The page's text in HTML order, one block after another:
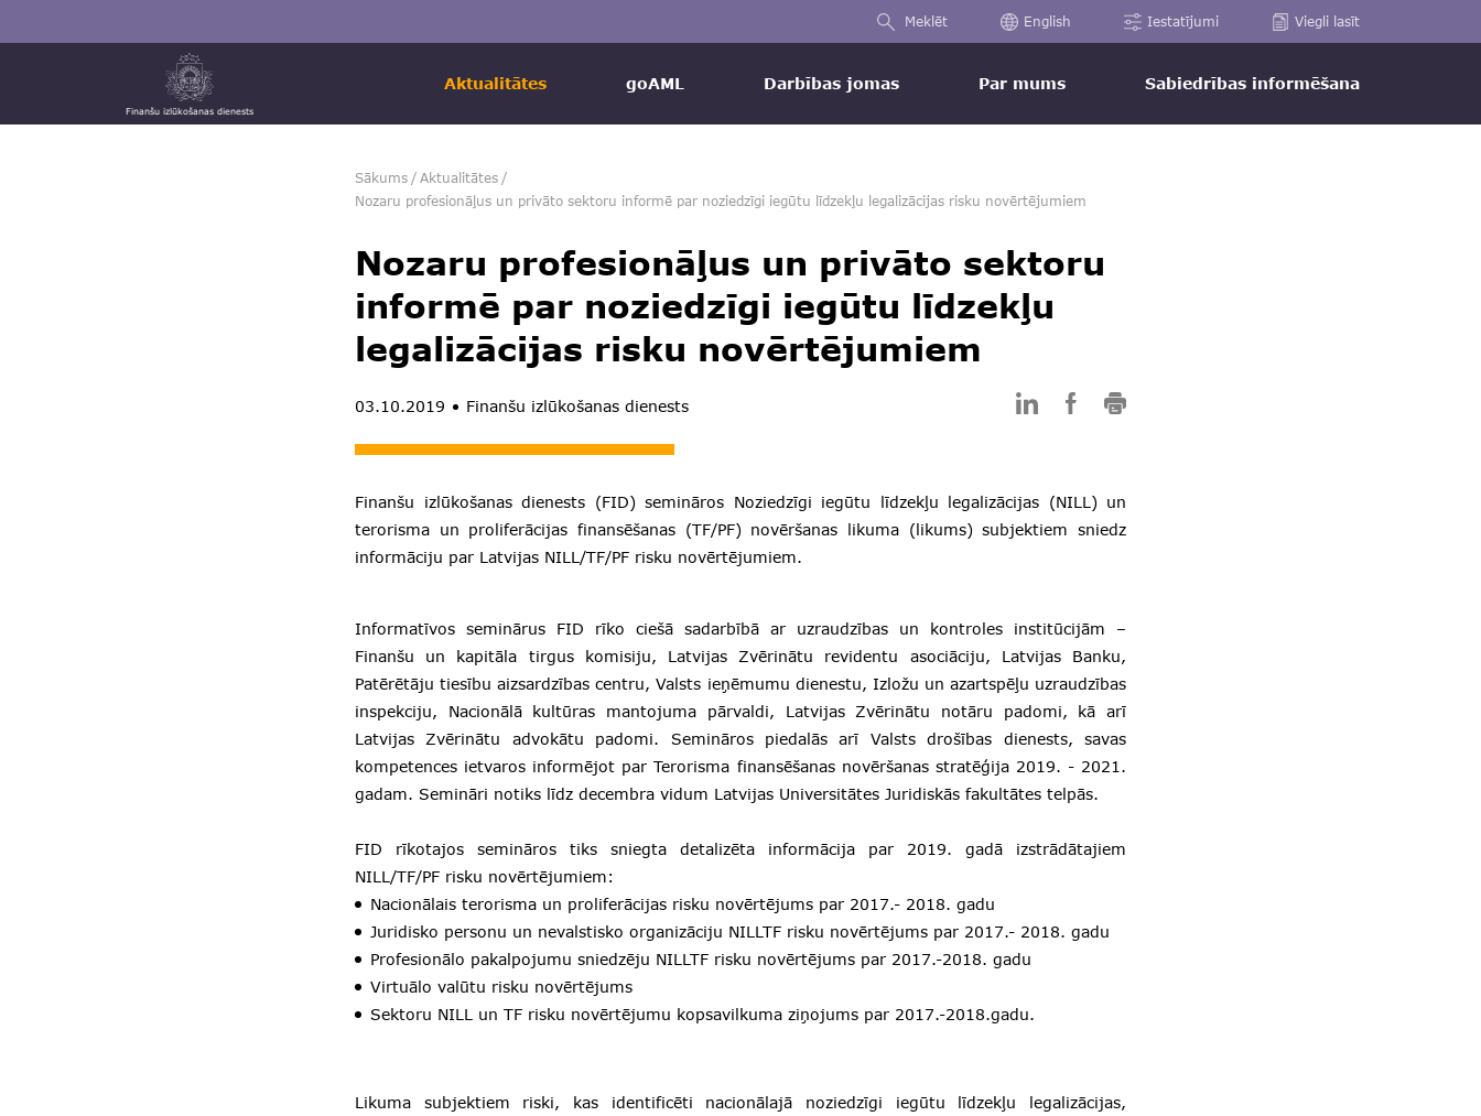
Meklēt English Iestatījumi Viegli lasīt
Finanšu izlūkošanas dienests
Aktualitātes goAML Darbības jomas Par mums Sabiedrības informēšana
Sākums / Aktualitātes /
Nozaru profesionāļus un privāto sektoru informē par noziedzīgi iegūtu līdzekļu legalizācijas risku novērtējumiem
Nozaru profesionāļus un privāto sektoru
informē par noziedzīgi iegūtu līdzekļu
legalizācijas risku novērtējumiem
03.10.2019 Finanšu izlūkošanas dienests
Finanšu izlūkošanas dienests (FID) semināros Noziedzīgi iegūtu līdzekļu legalizācijas (NILL) un
terorisma un proliferācijas finansēšanas (TF/PF) novēršanas likuma (likums) subjektiem sniedz
informāciju par Latvijas NILL/TF/PF risku novērtējumiem.
Informatīvos seminārus FID rīko ciešā sadarbībā ar uzraudzības un kontroles institūcijām –
Finanšu un kapitāla tirgus komisiju, Latvijas Zvērinātu revidentu asociāciju, Latvijas Banku,
Patērētāju tiesību aizsardzības centru, Valsts ieņēmumu dienestu, Izložu un azartspēļu uzraudzības
inspekciju, Nacionālā kultūras mantojuma pārvaldi, Latvijas Zvērinātu notāru padomi, kā arī
Latvijas Zvērinātu advokātu padomi. Semināros piedalās arī Valsts drošības dienests, savas
kompetences ietvaros informējot par Terorisma finansēšanas novēršanas stratēģija 2019. - 2021.
gadam. Semināri notiks līdz decembra vidum Latvijas Universitātes Juridiskās fakultātes telpās.
FID rīkotajos semināros tiks sniegta detalizēta informācija par 2019. gadā izstrādātajiem
NILL/TF/PF risku novērtējumiem:
Nacionālais terorisma un proliferācijas risku novērtējums par 2017.- 2018. gadu
Juridisko personu un nevalstisko organizāciju NILLTF risku novērtējums par 2017.- 2018. gadu
Profesionālo pakalpojumu sniedzēju NILLTF risku novērtējums par 2017.-2018. gadu
Virtuālo valūtu risku novērtējums
Sektoru NILL un TF risku novērtējumu kopsavilkuma ziņojums par 2017.-2018.gadu.
Likuma subjektiem riski, kas identificēti nacionālajā noziedzīgi iegūtu līdzekļu legalizācijas,